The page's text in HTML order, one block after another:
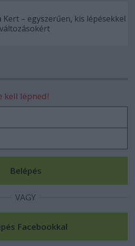
Kert – egyszerűen, kis lépésekkel
kell lépned!
VAGY